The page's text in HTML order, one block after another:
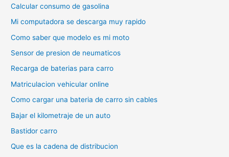
Calcular consumo de gasolina
Mi computadora se descarga muy rapido
Como saber que modelo es mi moto
Sensor de presion de neumaticos
Recarga de baterias para carro
Matriculacion vehicular online
Como cargar una bateria de carro sin cables
Bajar el kilometraje de un auto
Bastidor carro
Que es la cadena de distribucion